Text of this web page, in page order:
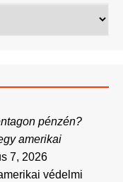
pénzén?
amerikai
7, 2026
védelmi